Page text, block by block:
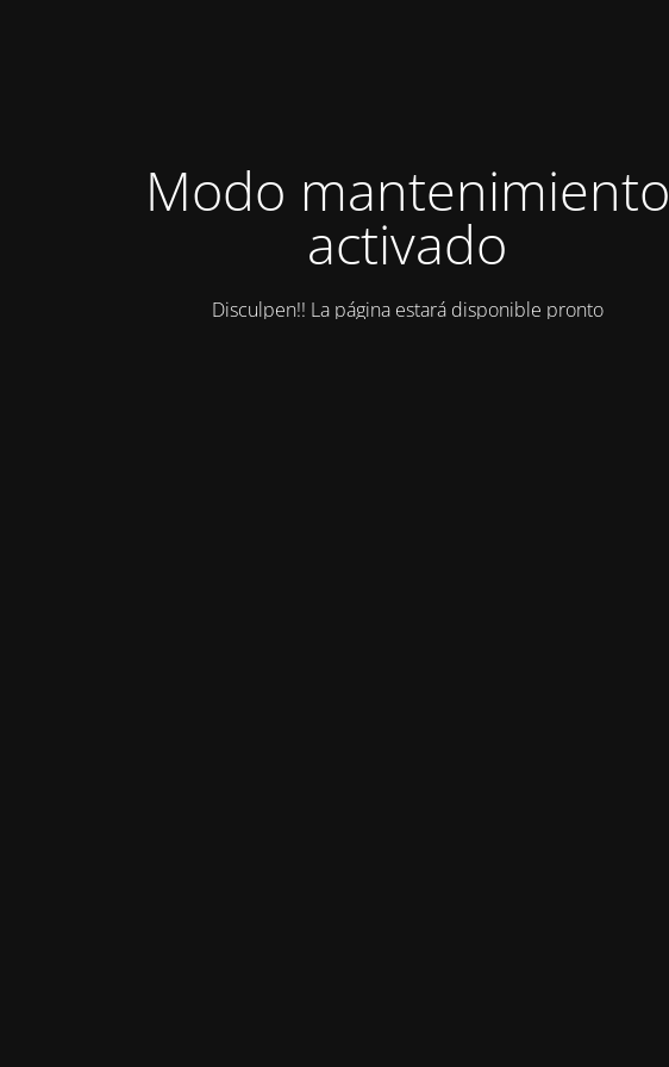
Modo mantenimiento
activado
Disculpen!! La página estará disponible pronto